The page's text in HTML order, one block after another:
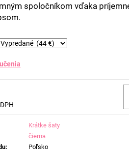
spoločníkom vďaka
Krátke šaty
čierna
:
Poľsko